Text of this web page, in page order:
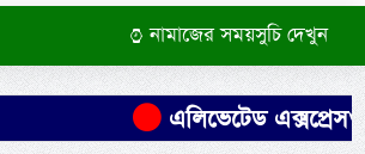
নামাজের সময়সুচি দেখুন
এলিভেটেড